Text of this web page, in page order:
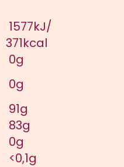
1577kJ/
371kcal
0g
0g
91g
83g
0g
<0,1g